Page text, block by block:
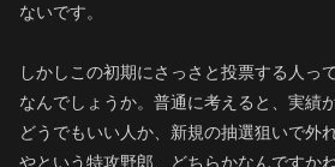
ないです。
しかしこの初期にさっさと投票する人っ
なんでしょうか。普通に考えると、実績
どうでもいい人か、新規の抽選狙いで外
やという特攻野郎、どちらかなんですかね